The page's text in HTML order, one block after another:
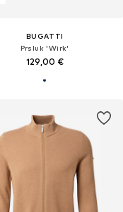
BUGATTI
Prsluk 'Wirk'
129,00 €